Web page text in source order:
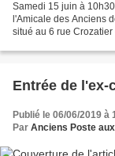
Samedi 15 juin à
l'Amicale des Anciens
situé au 6 rue
Entrée de l'ex-
Publié le 06/06/2019 à
Par Anciens Poste